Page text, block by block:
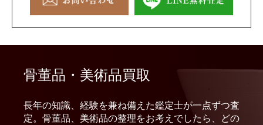
骨董品・美術品買取
長年の知識、経験を兼ね備えた鑑定士が一点ずつ査
定。骨董品、美術品の整理をお考えでしたら、どの